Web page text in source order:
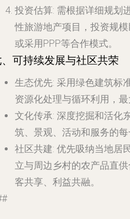
投资估算: 需根据详细规划
性旅游地产项目，投资规
或采用PPP等合作模式。
可持续发展与社区共荣
生态优先: 采用绿色建筑标
资源化处理与循环利用，
文化传承: 深度挖掘和活化
筑、景观、活动和服务的每
社区共建: 优先吸纳当地居
立与周边乡村的农产品直
客共享、利益共融。